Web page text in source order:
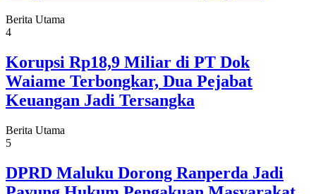
Berita Utama
4
Korupsi Rp18,9 Miliar di PT Dok
Waiame Terbongkar, Dua Pejabat
Keuangan Jadi Tersangka
Berita Utama
5
DPRD Maluku Dorong Ranperda Jadi